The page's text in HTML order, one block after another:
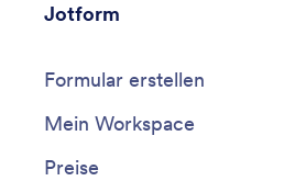
Jotform
Formular erstellen
Mein Workspace
Preise